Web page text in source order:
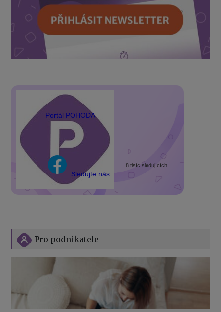
Portál POHODA
Sledujte nás
8 tisíc sledujících
Pro podnikatele